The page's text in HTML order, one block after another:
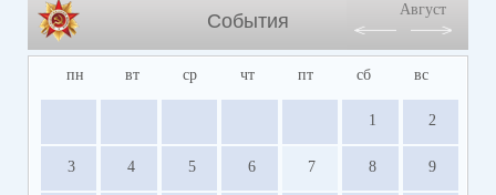
События
Август
пн вт ср чт пт сб вс
1 2
3 4 5 6 7 8 9